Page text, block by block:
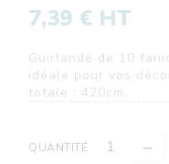
7,39 € HT
Guirlande de 10
idéale pour vos
totale : 420cm.
QUANTITÉ